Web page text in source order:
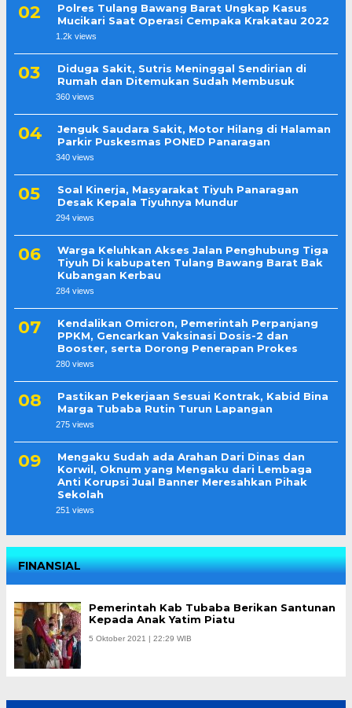
Polres Tulang Bawang Barat Ungkap Kasus
Mucikari Saat Operasi Cempaka Krakatau 2022
1.2k views
Diduga Sakit, Sutris Meninggal Sendirian di
Rumah dan Ditemukan Sudah Membusuk
360 views
Jenguk Saudara Sakit, Motor Hilang di Halaman
Parkir Puskesmas PONED Panaragan
340 views
Soal Kinerja, Masyarakat Tiyuh Panaragan
Desak Kepala Tiyuhnya Mundur
294 views
Warga Keluhkan Akses Jalan Penghubung Tiga
Tiyuh Di kabupaten Tulang Bawang Barat Bak
Kubangan Kerbau
284 views
Kendalikan Omicron, Pemerintah Perpanjang
PPKM, Gencarkan Vaksinasi Dosis-2 dan
Booster, serta Dorong Penerapan Prokes
280 views
Pastikan Pekerjaan Sesuai Kontrak, Kabid Bina
Marga Tubaba Rutin Turun Lapangan
275 views
Mengaku Sudah ada Arahan Dari Dinas dan
Korwil, Oknum yang Mengaku dari Lembaga
Anti Korupsi Jual Banner Meresahkan Pihak
Sekolah
251 views
FINANSIAL
Pemerintah Kab Tubaba Berikan Santunan
Kepada Anak Yatim Piatu
5 Oktober 2021 | 22:29 WIB